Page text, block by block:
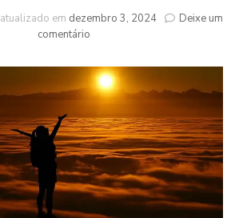
atualizado em dezembro 3, 2024
Deixe um
comentário
Hábitos
Presentes
em
Pessoas
de
Sucesso
para
Você
se
Espelhar